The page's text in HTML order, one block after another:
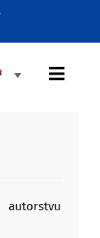
autorstvu